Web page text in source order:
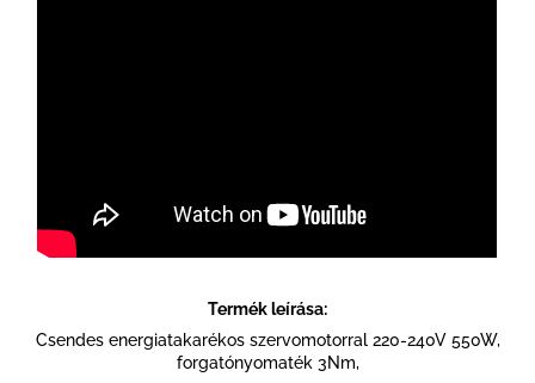
Termék leírása:
Csendes energiatakarékos szervomotorral 220-240V 550W,
forgatónyomaték 3Nm,